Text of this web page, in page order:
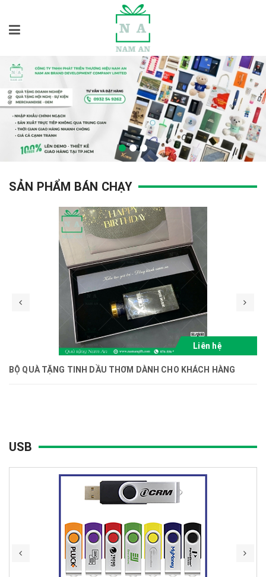
SẢN PHẨM BÁN CHẠY
Liên hệ
BỘ QUÀ TẶNG TINH DẦU THƠM DÀNH CHO KHÁCH HÀNG
USB